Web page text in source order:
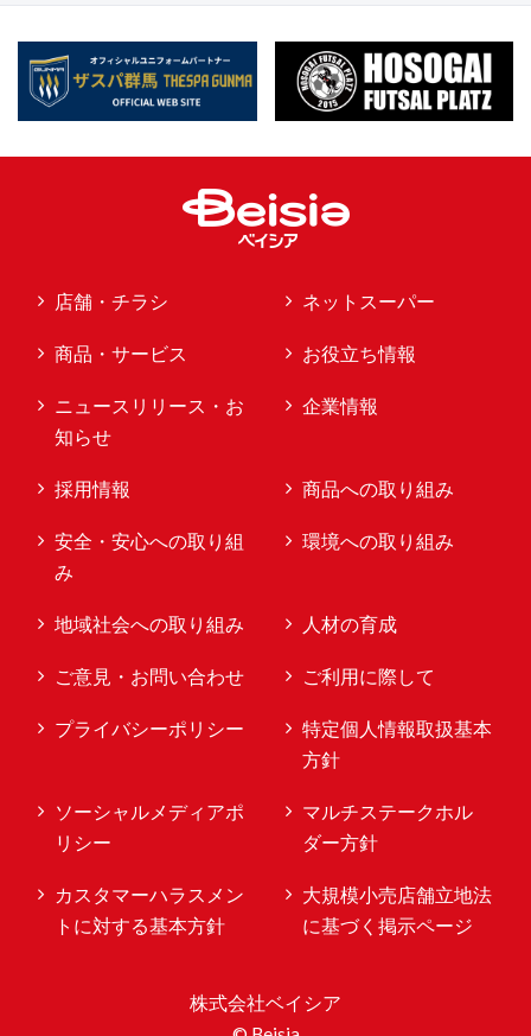
店舗・チラシ ネットスーパー
商品・サービス お役立ち情報
ニュースリリース・お
知らせ
企業情報
採用情報 商品への取り組み
安全・安心への取り組
み
環境への取り組み
地域社会への取り組み 人材の育成
ご意見・お問い合わせ ご利用に際して
プライバシーポリシー
特定個人情報取扱基本
方針
ソーシャルメディアポ
リシー
マルチステークホル
ダー方針
カスタマーハラスメン
トに対する基本方針
大規模小売店舗立地法
に基づく掲示ページ
株式会社ベイシア